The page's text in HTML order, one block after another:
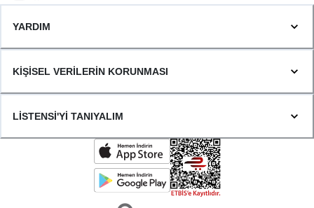
YARDIM
KİŞİSEL VERİLERİN KORUNMASI
LİSTENSİ'Yİ TANIYALIM